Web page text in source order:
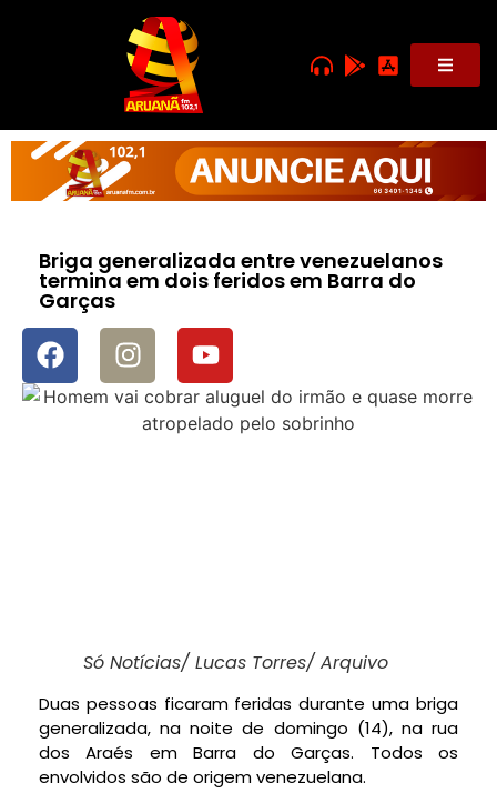
Briga generalizada entre venezuelanos
termina em dois feridos em Barra do
Garças
Só Notícias/ Lucas Torres/ Arquivo
Duas pessoas ficaram feridas durante uma briga
generalizada, na noite de domingo (14), na rua
dos Araés em Barra do Garças. Todos os
envolvidos são de origem venezuelana.